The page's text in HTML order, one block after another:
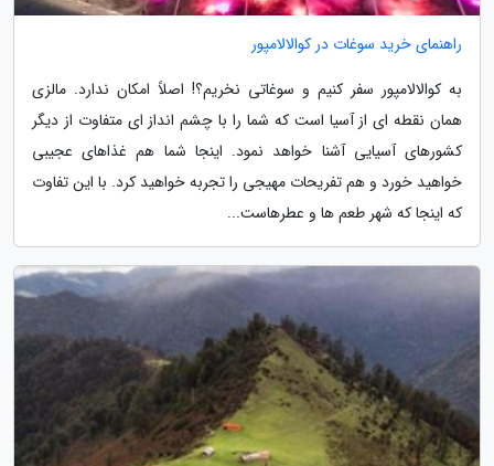
راهنمای خرید سوغات در کوالالامپور
به کوالالامپور سفر کنیم و سوغاتی نخریم؟! اصلاً امکان ندارد. مالزی
همان نقطه ای از آسیا است که شما را با چشم انداز ای متفاوت از دیگر
کشورهای آسیایی آشنا خواهد نمود. اینجا شما هم غذاهای عجیبی
خواهید خورد و هم تفریحات مهیجی را تجربه خواهید کرد. با این تفاوت
که اینجا که شهر طعم ها و عطرهاست...